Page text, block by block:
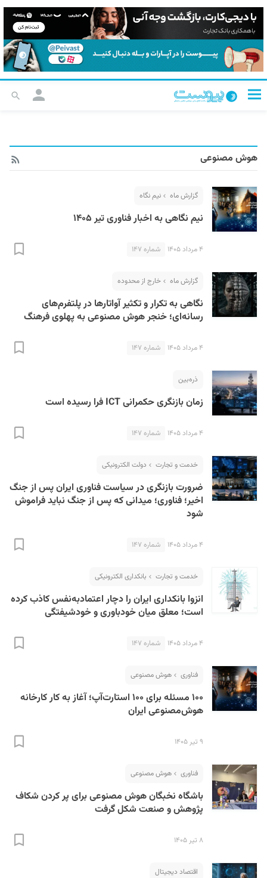
هوش مصنوعی
گزارش ماه نیم نگاه
نیم نگاهی به اخبار فناوری تیر ۱۴۰۵
۴ مرداد ۱۴۰۵ شماره ۱۴۷
گزارش ماه خارج از محدوده
نگاهی به تکرار و تکثیر آواتارها در پلتفرم‌های
رسانه‌ای؛ خنجر هوش مصنوعی به پهلوی فرهنگ
۴ مرداد ۱۴۰۵ شماره ۱۴۷
ذره‌بین
زمان بازنگری حکمرانی ICT فرا رسیده است
۴ مرداد ۱۴۰۵ شماره ۱۴۷
خدمت و تجارت دولت الکترونیکی
ضرورت بازنگری در سیاست فناوری ایران پس از جنگ
اخیر؛ فناوری؛ میدانی که پس از جنگ نباید فراموش
شود
۴ مرداد ۱۴۰۵ شماره ۱۴۷
خدمت و تجارت بانکداری الکترونیکی
انزوا بانکداری ایران را دچار اعتمادبه‌نفس کاذب کرده
است؛ معلق میان خودباوری و خودشیفتگی
۴ مرداد ۱۴۰۵ شماره ۱۴۷
فناوری هوش مصنوعی
۱۰۰ مسئله برای ۱۰۰ استارت‌آپ؛ آغاز به کار کارخانه
هوش‌مصنوعی ایران
۹ تیر ۱۴۰۵
فناوری هوش مصنوعی
باشگاه نخبگان هوش مصنوعی برای پر کردن شکاف
پژوهش و صنعت شکل گرفت
۸ تیر ۱۴۰۵
اقتصاد دیجیتال